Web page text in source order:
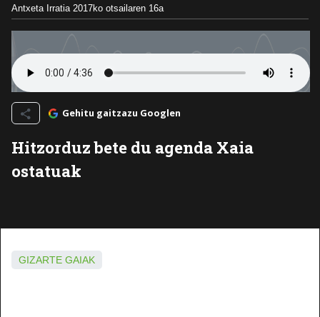
Antxeta Irratia 2017ko otsailaren 16a
Gehitu gaitzazu Googlen
Hitzorduz bete du agenda Xaia
ostatuak
GIZARTE GAIAK